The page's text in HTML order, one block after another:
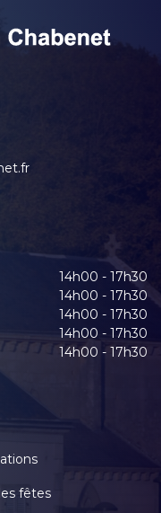
14h00 - 17h30
14h00 - 17h30
14h00 - 17h30
14h00 - 17h30
14h00 - 17h30
fêtes